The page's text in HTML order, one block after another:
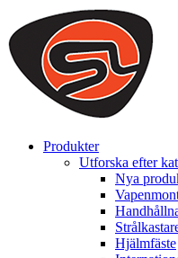
We use cookies to ensure
you a better experience. To
ACCEPT AND CLOSE
Produkter
Utforska efter
Nya
Hjälmfäste